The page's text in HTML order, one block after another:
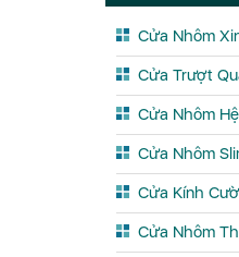
Cửa Nhôm
Cửa Trượt
Cửa Nhôm
Cửa Nhôm
Cửa Kính
Cửa Nhôm